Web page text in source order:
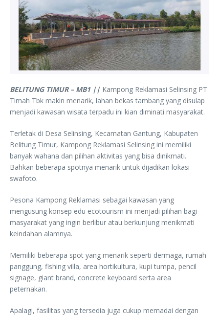
BELITUNG TIMUR – MB1 || Kampong Reklamasi Selinsing PT
Timah Tbk makin menarik, lahan bekas tambang yang disulap
menjadi kawasan wisata terpadu ini kian diminati masyarakat.
Terletak di Desa Selinsing, Kecamatan Gantung, Kabupaten
Belitung Timur, Kampong Reklamasi Selinsing ini memiliki
banyak wahana dan pilihan aktivitas yang bisa dinikmati.
Bahkan beberapa spotnya menarik untuk dijadikan lokasi
swafoto.
Pesona Kampong Reklamasi sebagai kawasan yang
mengusung konsep edu ecotourism ini menjadi pilihan bagi
masyarakat yang ingin berlibur atau berkunjung menikmati
keindahan alamnya.
Memiliki beberapa spot yang menarik seperti dermaga, rumah
panggung, fishing villa, area hortikultura, kupi tumpa, pencil
signage, giant brand, concrete keyboard serta area
peternakan.
Apalagi, fasilitas yang tersedia juga cukup memadai dengan